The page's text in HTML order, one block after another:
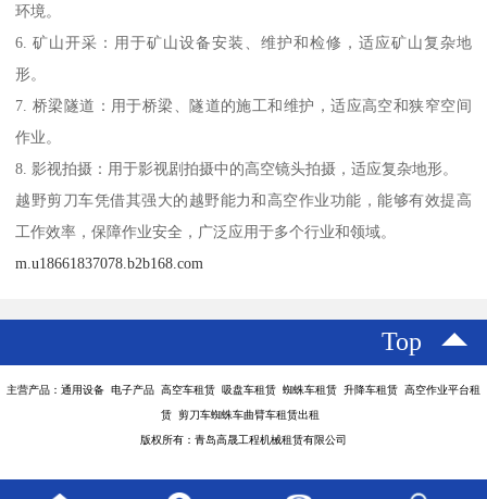
环境。
6. 矿山开采：用于矿山设备安装、维护和检修，适应矿山复杂地
形。
7. 桥梁隧道：用于桥梁、隧道的施工和维护，适应高空和狭窄空间
作业。
8. 影视拍摄：用于影视剧拍摄中的高空镜头拍摄，适应复杂地形。
越野剪刀车凭借其强大的越野能力和高空作业功能，能够有效提高
工作效率，保障作业安全，广泛应用于多个行业和领域。
m.u18661837078.b2b168.com
Top
主营产品：通用设备 电子产品 高空车租赁 吸盘车租赁 蜘蛛车租赁 升降车租赁 高空作业平台租
赁 剪刀车蜘蛛车曲臂车租赁出租
版权所有：青岛高晟工程机械租赁有限公司